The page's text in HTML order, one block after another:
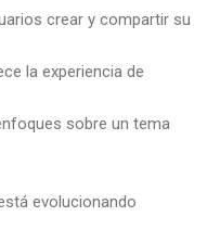
crear y compartir su
la experiencia de
sobre un tema
evolucionando